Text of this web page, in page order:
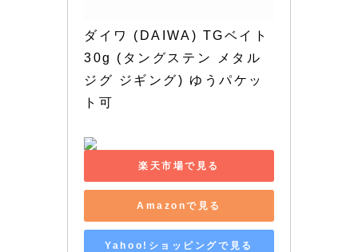
ダイワ (DAIWA) TGベイト
30g (タングステン メタル
ジグ ジギング) ゆうパケッ
ト可
楽天市場で見る
Amazonで見る
Yahoo!ショッピングで見る